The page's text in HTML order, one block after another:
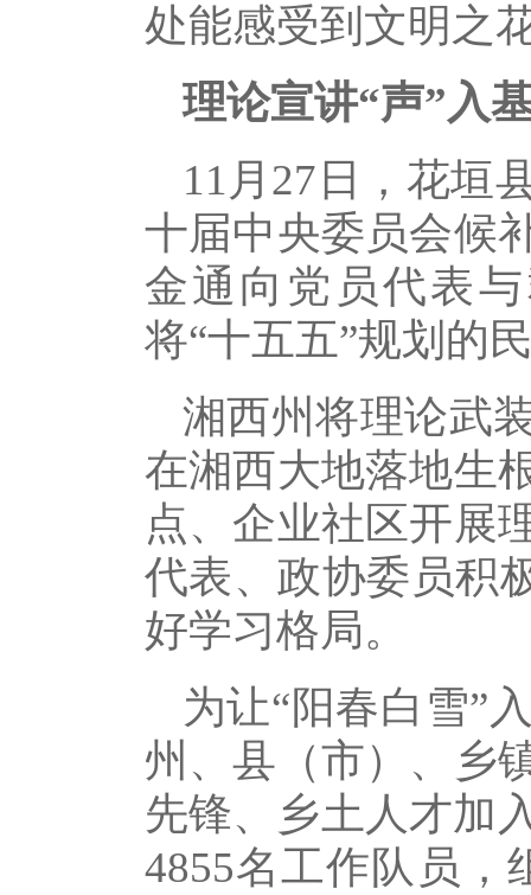
处能感受到文明之
理论宣讲“声”入
11月27日，花垣
十届中央委员会候
金通向党员代表
将“十五五”规划的
湘西州将理论武
在湘西大地落地生
点、企业社区开展
代表、政协委员积
好学习格局。
为让“阳春白雪”
州、县（市）、乡
先锋、乡土人才加
4855名工作队员，